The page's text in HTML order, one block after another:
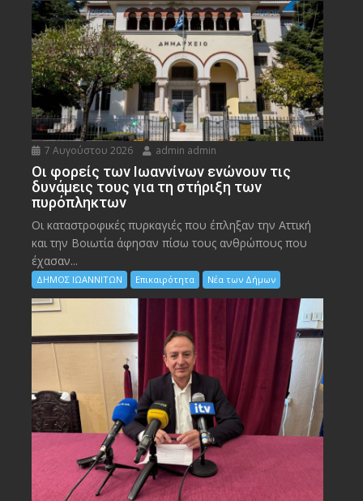
7 Αυγούστου 2026 admin admin
Οι φορείς των Ιωαννίνων ενώνουν τις
δυνάμεις τους για τη στήριξη των
πυρόπληκτων
Οι καταστροφικές πυρκαγιές που έπληξαν την Αττική
και την Bοιωτία άφησαν πίσω τους ανθρώπους που
έχασαν...
ΔΗΜΟΣ ΙΩΑΝΝΙΤΩΝ Επικαιρότητα Νέα των Δήμων